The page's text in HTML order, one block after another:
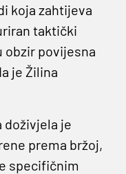
koja zahtijeva
taktički
obzir povijesna
je Žilina
doživjela je
prema bržoj,
specifičnim